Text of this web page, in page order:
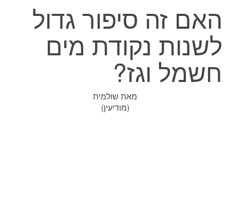
האם זה סיפור גדול
לשנות נקודת מים
חשמל וגז?
מאת שולמית
(מודיעין)